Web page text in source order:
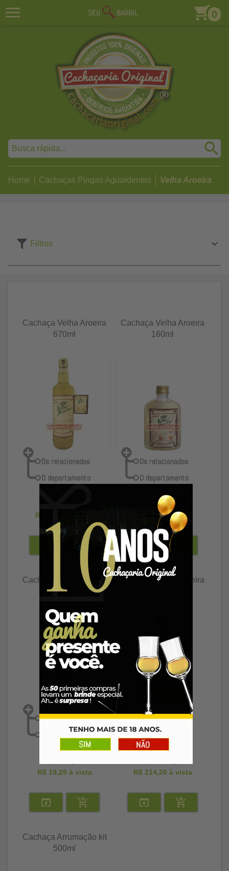
0
Home Cachaças Pingas Aguardentes Velha Aroeira
Filtros
Cachaça Velha Aroeira
670ml
R$ 105,62
Cachaça Velha Aroeira
160ml
R$ 36,89
R$ 35,78à vista
Cachaça Velha Aroeira
50ml
R$ 19,29 à vista
Cachaça Velha Aroeira
R$ 214,26 à vista
Cachaça Arrumação kit
500ml